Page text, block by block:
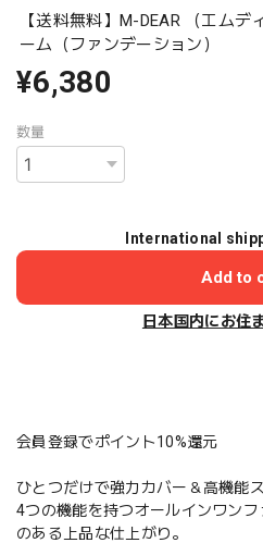
【送料無料】M-DEAR （エム
ーム（ファンデーション）
¥6,380
数量
International
Add to
日本国内にお住
会員登録でポイント10%還元
ひとつだけで強力カバー＆高機能
4つの機能を持つオールインワン
のある上品な仕上がり。